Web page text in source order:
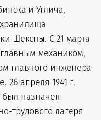
и Углича,
Шексны. С 21 марта
механиком,
главного инженера
26 апреля 1941 г.
назначен
трудового лагеря